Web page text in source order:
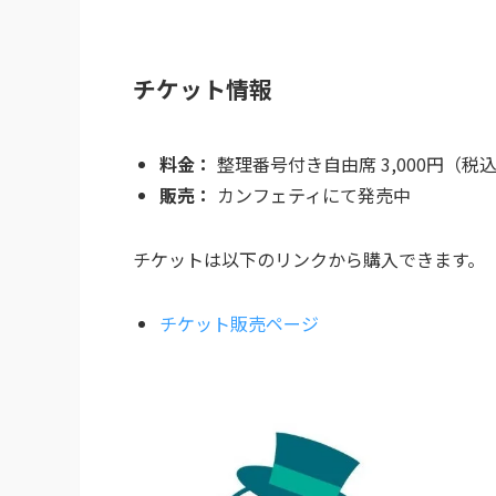
チケット情報
料金： 整理番号付き自由席 3,000円（税
販売： カンフェティにて発売中
チケットは以下のリンクから購入できます。
チケット販売ページ